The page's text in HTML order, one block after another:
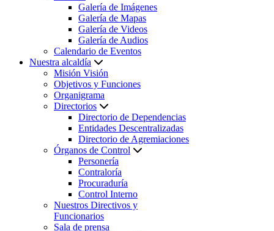
Galería de Imágenes
Galería de Mapas
Galería de Videos
Galería de Audios
Calendario de Eventos
Nuestra alcaldía
Misión Visión
Objetivos y Funciones
Organigrama
Directorios
Directorio de Dependencias
Entidades Descentralizadas
Directorio de Agremiaciones
Órganos de Control
Personería
Contraloría
Procuraduría
Control Interno
Nuestros Directivos y
Funcionarios
Sala de prensa